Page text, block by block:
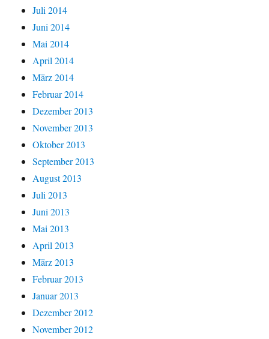
Juli 2014
Juni 2014
Mai 2014
April 2014
März 2014
Februar 2014
Dezember 2013
November 2013
Oktober 2013
September 2013
August 2013
Juli 2013
Juni 2013
Mai 2013
April 2013
März 2013
Februar 2013
Januar 2013
Dezember 2012
November 2012